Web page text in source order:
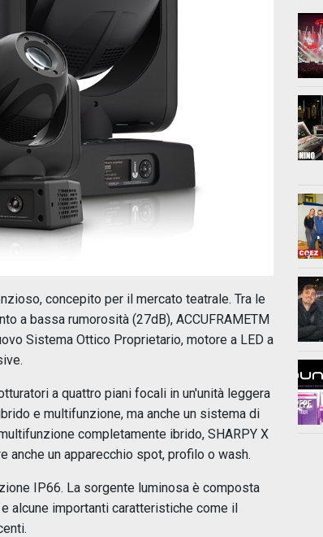
concepito per il mercato teatrale. Tra le
a bassa rumorosità (27dB), ACCUFRAMETM
Sistema Ottico Proprietario, motore a LED a
a quattro piani focali in un'unità leggera
e multifunzione, ma anche un sistema di
completamente ibrido, SHARPY X
un apparecchio spot, profilo o wash.
IP66. La sorgente luminosa è composta
alcune importanti caratteristiche come il